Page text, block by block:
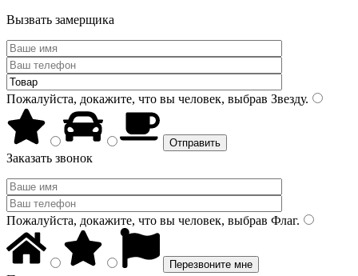
Вызвать замерщика
Пожалуйста, докажите, что вы человек, выбрав Звезду.
Заказать звонок
Пожалуйста, докажите, что вы человек, выбрав Флаг.